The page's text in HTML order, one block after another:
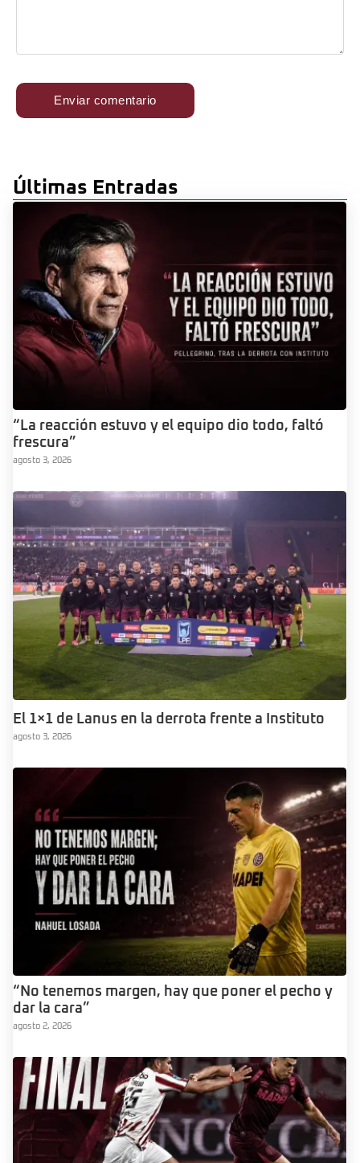
Últimas Entradas
“La reacción estuvo y el equipo dio todo, faltó
frescura”
agosto 3, 2026
El 1×1 de Lanus en la derrota frente a Instituto
agosto 3, 2026
“No tenemos margen, hay que poner el pecho y
dar la cara”
agosto 2, 2026